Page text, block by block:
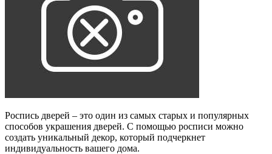
Роспись дверей – это один из самых старых и популярных
способов украшения дверей. С помощью росписи можно
создать уникальный декор, который подчеркнет
индивидуальность вашего дома.